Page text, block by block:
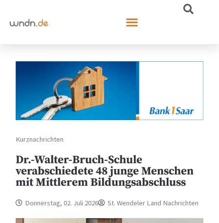
Kurznachrichten
Dr.-Walter-Bruch-Schule
verabschiedete 48 junge Menschen
mit Mittlerem Bildungsabschluss
Donnerstag, 02. Juli 2026 St. Wendeler Land Nachrichten